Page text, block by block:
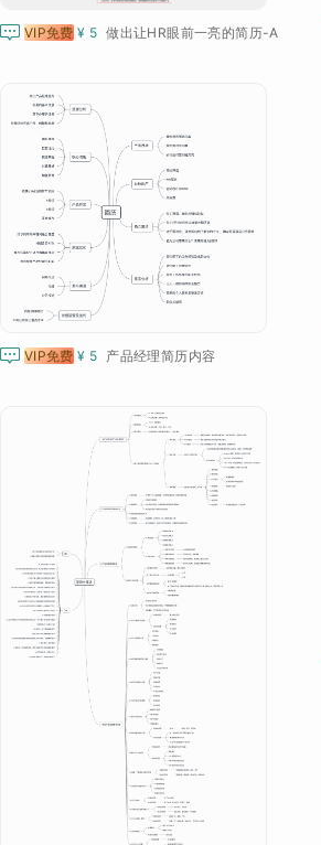
 VIP免费 ¥ 5 做出让HR眼前一亮的简历-A
 VIP免费 ¥ 5 产品经理简历内容